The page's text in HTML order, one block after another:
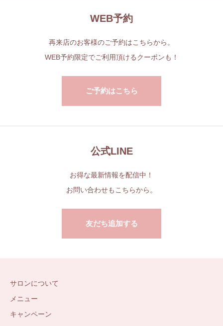
WEB予約
再来店のお客様のご予約はこちらから。
WEB予約限定でご利用頂けるクーポンも！
ご予約はこちら
公式LINE
お得な最新情報を配信中！
お問い合わせもこちらから。
友だち追加する
サロンについて
メニュー
キャンペーン